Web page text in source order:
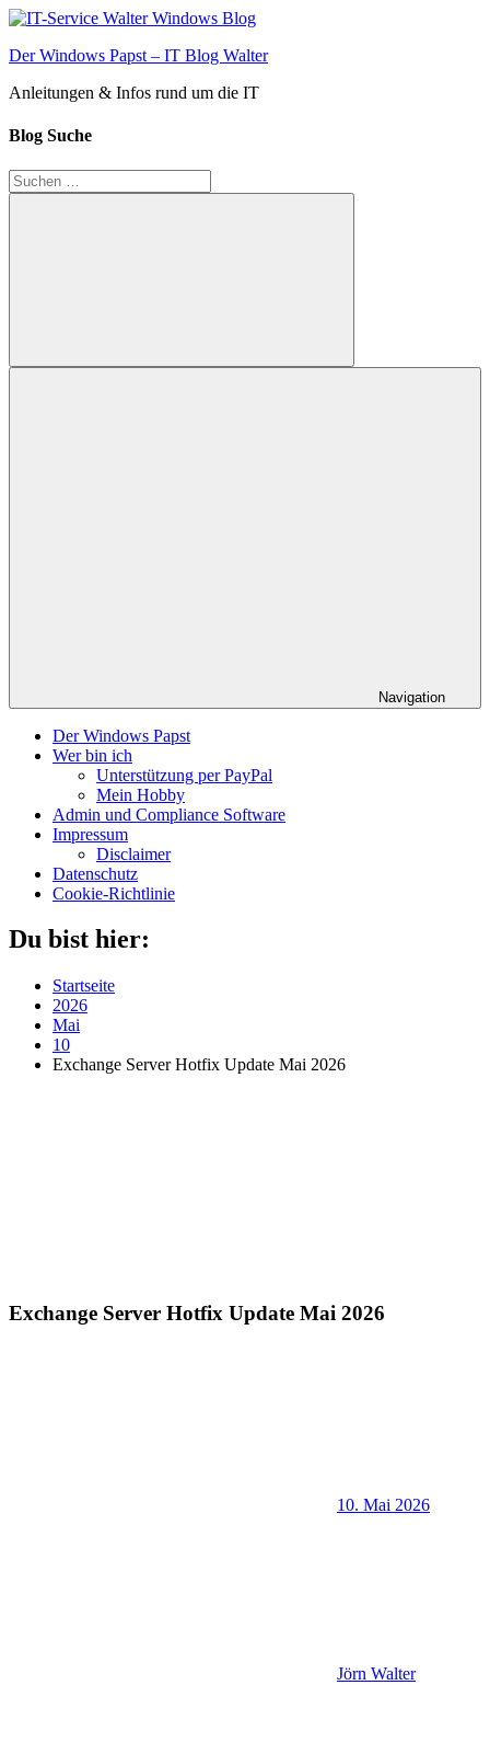
Zum
springen
Der Windows Papst – IT Blog Walter
Anleitungen & Infos rund um die IT
Blog Suche
Suchen
nach:
Suchen
Navigation
Der Windows Papst
Wer bin ich
Unterstützung per PayPal
Mein Hobby
Admin und Compliance Software
Impressum
Disclaimer
Datenschutz
Cookie-Richtlinie
Du bist hier:
Startseite
2026
Mai
10
Exchange Server Hotfix Update Mai 2026
Exchange Server Hotfix Update Mai 2026
10. Mai 2026
Jörn Walter